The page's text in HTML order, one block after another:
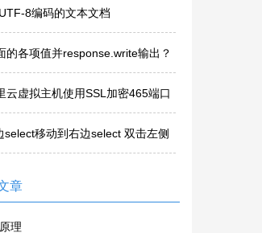
8编码的文本文档
的各项值并response.write输出？
云虚拟主机使用SSL加密465端口
select移动到右边select 双击左侧
章
理